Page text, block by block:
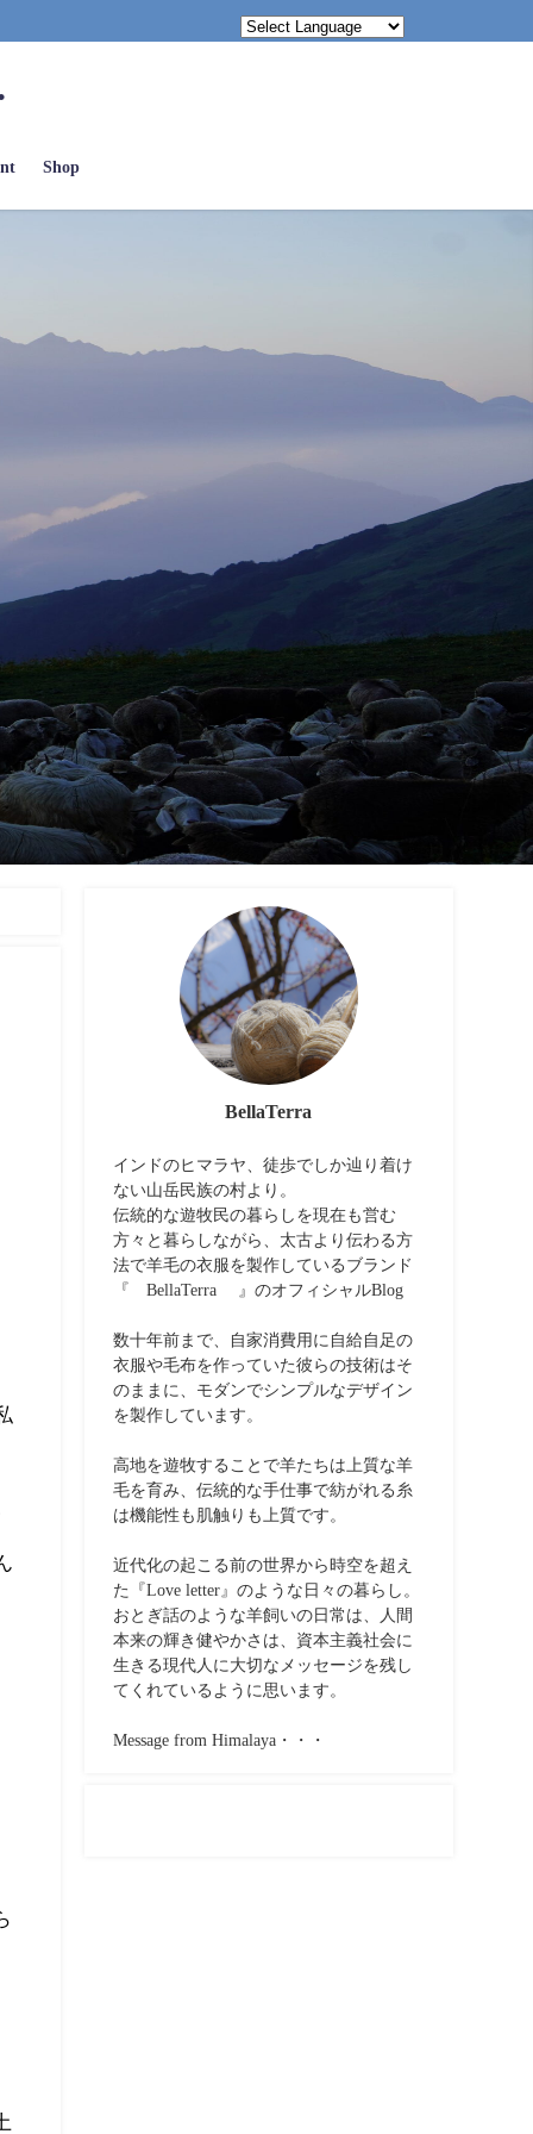
Shop
BellaTerra
インドのヒマラヤ、徒歩でしか辿り着け
ない山岳民族の村より。
伝統的な遊牧民の暮らしを現在も営む
方々と暮らしながら、太古より伝わる方
法で羊毛の衣服を製作しているブランド
『 BellaTerra 』のオフィシャルBlog
数十年前まで、自家消費用に自給自足の
衣服や毛布を作っていた彼らの技術はそ
のままに、モダンでシンプルなデザイン
を製作しています。
高地を遊牧することで羊たちは上質な羊
毛を育み、伝統的な手仕事で紡がれる糸
は機能性も肌触りも上質です。
近代化の起こる前の世界から時空を超え
た『Love letter』のような日々の暮らし。
おとぎ話のような羊飼いの日常は、人間
本来の輝き健やかさは、資本主義社会に
生きる現代人に大切なメッセージを残し
てくれているように思います。
Message from Himalaya・・・